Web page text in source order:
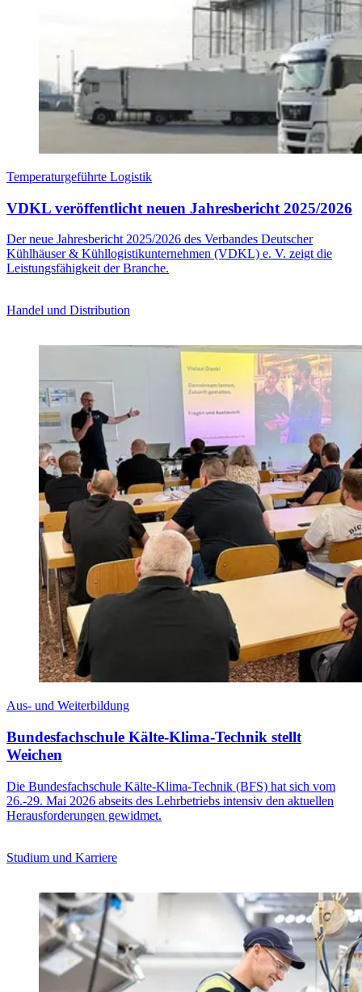
Temperaturgeführte Logistik
VDKL veröffentlicht neuen Jahresbericht 2025/2026
Der neue Jahresbericht 2025/2026 des Verbandes Deutscher
Kühlhäuser & Kühllogistikunternehmen (VDKL) e. V. zeigt die
Leistungsfähigkeit der Branche.
Handel und Distribution
Aus- und Weiterbildung
Bundesfachschule Kälte-Klima-Technik stellt
Weichen
Die Bundesfachschule Kälte-Klima-Technik (BFS) hat sich vom
26.-29. Mai 2026 abseits des Lehrbetriebs intensiv den aktuellen
Herausforderungen gewidmet.
Studium und Karriere